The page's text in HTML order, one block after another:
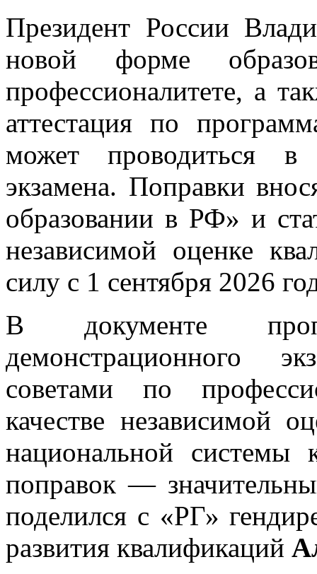
Президент России
новой форме
профессионалитете, а
аттестация по
может проводиться в
экзамена. Поправки
образовании в РФ» и
независимой оценке
силу с 1 сентября 2026
В документе
демонстрационного
советами по
качестве независимой
национальной системы
поправок —
поделился с «РГ»
развития квалификаций